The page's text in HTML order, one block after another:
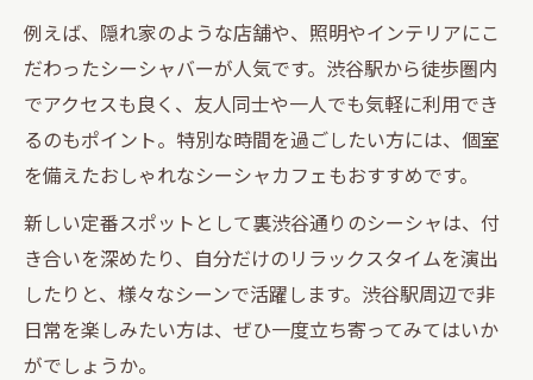
例えば、隠れ家のような店舗や、照明やインテリアにこ
だわったシーシャバーが人気です。渋谷駅から徒歩圏内
でアクセスも良く、友人同士や一人でも気軽に利用でき
るのもポイント。特別な時間を過ごしたい方には、個室
を備えたおしゃれなシーシャカフェもおすすめです。
新しい定番スポットとして裏渋谷通りのシーシャは、付
き合いを深めたり、自分だけのリラックスタイムを演出
したりと、様々なシーンで活躍します。渋谷駅周辺で非
日常を楽しみたい方は、ぜひ一度立ち寄ってみてはいか
がでしょうか。